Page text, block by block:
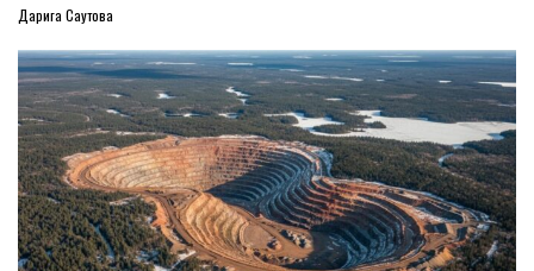
Дарига Саутова